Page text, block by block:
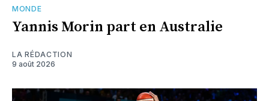
MONDE
Yannis Morin part en Australie
LA RÉDACTION
9 août 2026